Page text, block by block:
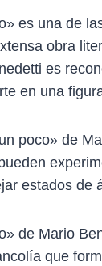
es una de
obra
es
en una
poco» de
estados de
de Mario
que